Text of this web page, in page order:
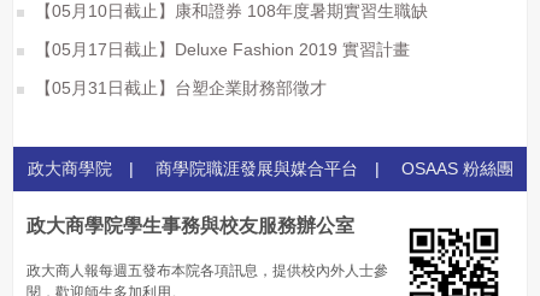
【05月10日截止】康和證券 108年度暑期實習生職缺
【05月17日截止】Deluxe Fashion 2019 實習計畫
【05月31日截止】台塑企業財務部徵才
政大商學院 | 商學院職涯發展與媒合平台 | OSAAS 粉絲團
政大商學院學生事務與校友服務辦公室
政大商人報每週五發布本院各項訊息，提供校內外人士參
閱，歡迎師生多加利用。